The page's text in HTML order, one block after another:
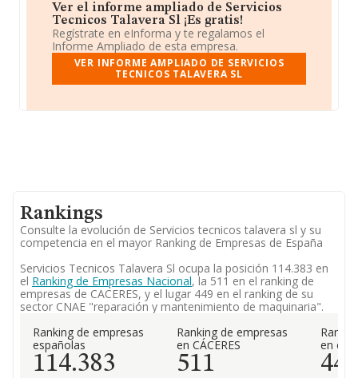
Ver el informe ampliado de Servicios
Tecnicos Talavera Sl ¡Es gratis!
Regístrate en eInforma y te regalamos el
Informe Ampliado de esta empresa.
VER INFORME AMPLIADO DE SERVICIOS
TECNICOS TALAVERA SL
Rankings
Consulte la evolución de Servicios tecnicos talavera sl y su
competencia en el mayor Ranking de Empresas de España
Servicios Tecnicos Talavera Sl ocupa la posición 114.383 en
el Ranking de Empresas Nacional, la 511 en el ranking de
empresas de CACERES, y el lugar 449 en el ranking de su
sector CNAE "reparación y mantenimiento de maquinaria".
Ranking de empresas
españolas
114.383
Ranking de empresas
en CÁCERES
511
en el
449